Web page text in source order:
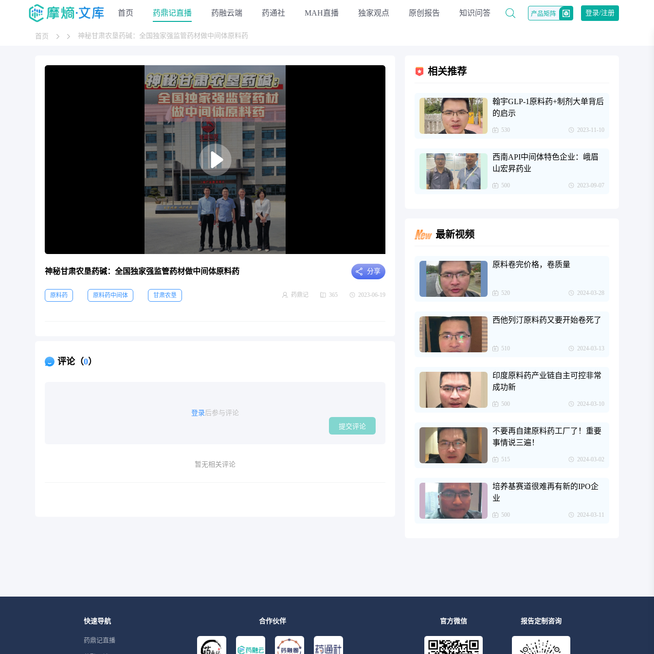
首页 药鼎记直播 药融云端 药通社 MAH直播 独家观点 原创报告 知识问答 产品矩阵 登录/注册
首页 神秘甘肃农垦药碱：全国独家强监管药材做中间体原料药
神秘甘肃农垦药碱：全国独家强监管药材做中间体原料药 分享
原料药 原料药中间体 甘肃农垦 药鼎记 365 2023-06-19
评论（0）
提交评论
登录后参与评论
暂无相关评论
相关推荐
翰宇GLP-1原料药+制剂大单背后
的启示
530 2023-11-10
西南API中间体特色企业：峨眉
山宏昇药业
500 2023-09-07
最新视频
原料卷完价格，卷质量
520 2024-03-28
西他列汀原料药又要开始卷死了
510 2024-03-13
印度原料药产业链自主可控非常
成功新
500 2024-03-10
不要再自建原料药工厂了！重要
事情说三遍！
515 2024-03-02
培养基赛道很难再有新的IPO企
业
500 2024-03-11
快速导航
药鼎记直播
合作伙伴 官方微信 报告定制咨询